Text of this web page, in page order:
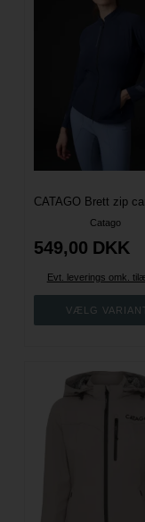
Catago
549,00 DKK
Evt. leverings omk.